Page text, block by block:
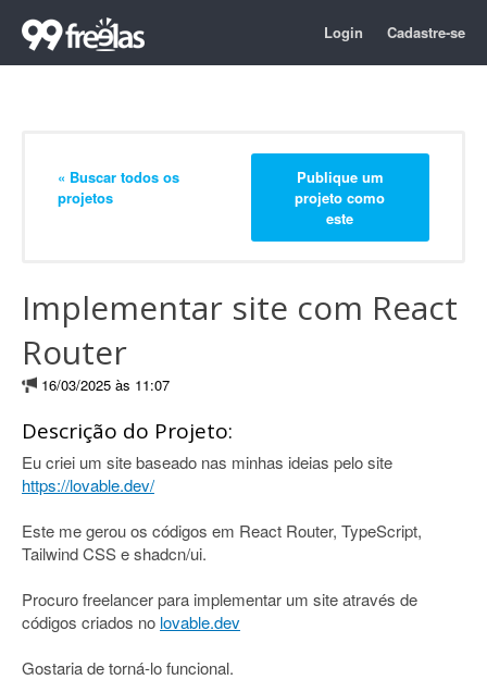
Login Cadastre-se
« Buscar todos os
projetos
Publique um
projeto como
este
Implementar site com React
Router
16/03/2025 às 11:07
Descrição do Projeto:
Eu criei um site baseado nas minhas ideias pelo site
https://lovable.dev/
Este me gerou os códigos em React Router, TypeScript,
Tailwind CSS e shadcn/ui.
Procuro freelancer para implementar um site através de
códigos criados no lovable.dev
Gostaria de torná-lo funcional.